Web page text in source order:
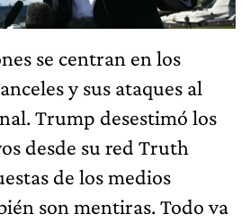
se centran en los
y sus ataques al
Trump desestimó los
desde su red Truth
de los medios
son mentiras. Todo va